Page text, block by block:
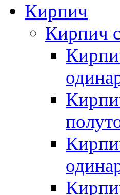
Кирпич
Кирпич